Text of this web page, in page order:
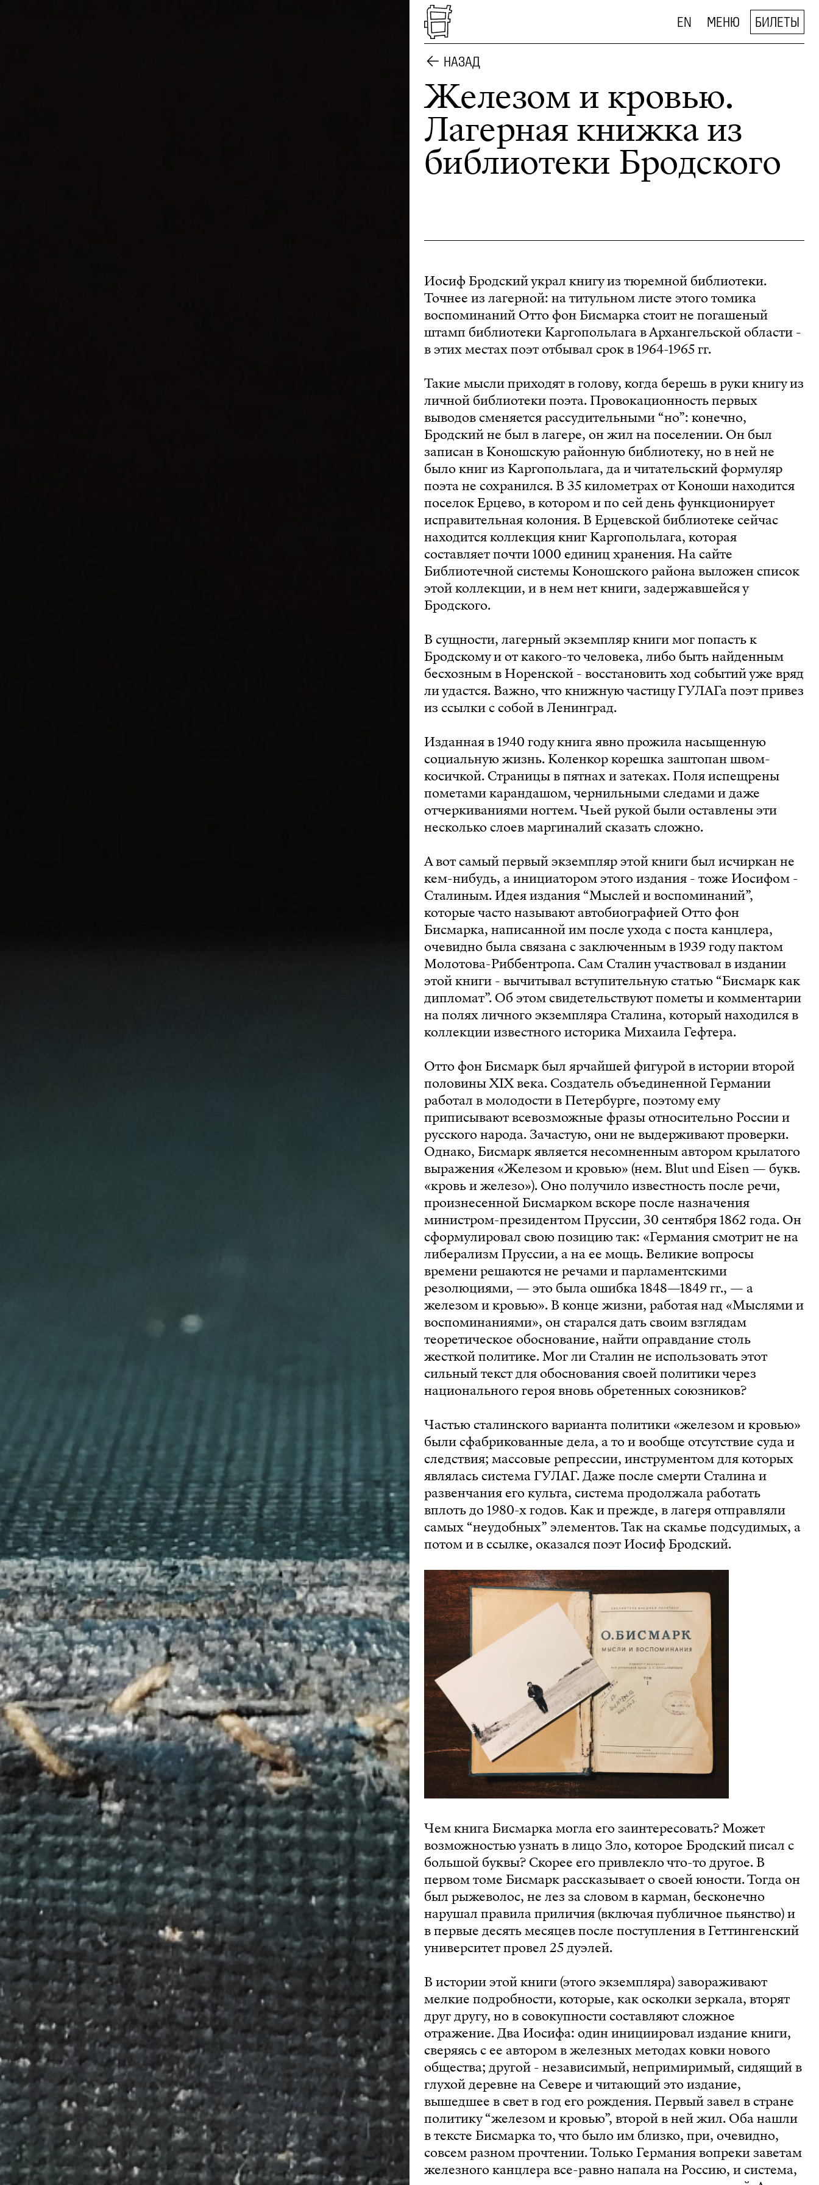
EN МЕНЮ БИЛЕТЫ
НАЗАД
Железом и кровью.
Лагерная книжка из
библиотеки Бродского
Иосиф Бродский украл книгу из тюремной библиотеки.
Точнее из лагерной: на титульном листе этого томика
воспоминаний Отто фон Бисмарка стоит не погашеный
штамп библиотеки Каргопольлага в Архангельской области -
в этих местах поэт отбывал срок в 1964-1965 гг.
Такие мысли приходят в голову, когда берешь в руки книгу из
личной библиотеки поэта. Провокационность первых
выводов сменяется рассудительными “но”: конечно,
Бродский не был в лагере, он жил на поселении. Он был
записан в Коношскую районную библиотеку, но в ней не
было книг из Каргопольлага, да и читательский формуляр
поэта не сохранился. В 35 километрах от Коноши находится
поселок Ерцево, в котором и по сей день функционирует
исправительная колония. В Ерцевской библиотеке сейчас
находится коллекция книг Каргопольлага, которая
составляет почти 1000 единиц хранения. На сайте
Библиотечной системы Коношского района выложен список
этой коллекции, и в нем нет книги, задержавшейся у
Бродского.
В сущности, лагерный экземпляр книги мог попасть к
Бродскому и от какого-то человека, либо быть найденным
бесхозным в Норенской - восстановить ход событий уже вряд
ли удастся. Важно, что книжную частицу ГУЛАГа поэт привез
из ссылки с собой в Ленинград.
Изданная в 1940 году книга явно прожила насыщенную
социальную жизнь. Коленкор корешка заштопан швом-
косичкой. Страницы в пятнах и затеках. Поля испещрены
пометами карандашом, чернильными следами и даже
отчеркиваниями ногтем. Чьей рукой были оставлены эти
несколько слоев маргиналий сказать сложно.
А вот самый первый экземпляр этой книги был исчиркан не
кем-нибудь, а инициатором этого издания - тоже Иосифом -
Сталиным. Идея издания “Мыслей и воспоминаний”,
которые часто называют автобиографией Отто фон
Бисмарка, написанной им после ухода с поста канцлера,
очевидно была связана с заключенным в 1939 году пактом
Молотова-Риббентропа. Сам Сталин участвовал в издании
этой книги - вычитывал вступительную статью “Бисмарк как
дипломат”. Об этом свидетельствуют пометы и комментарии
на полях личного экземпляра Сталина, который находился в
коллекции известного историка Михаила Гефтера.
Отто фон Бисмарк был ярчайшей фигурой в истории второй
половины XIX века. Создатель объединенной Германии
работал в молодости в Петербурге, поэтому ему
приписывают всевозможные фразы относительно России и
русского народа. Зачастую, они не выдерживают проверки.
Однако, Бисмарк является несомненным автором крылатого
выражения «Железом и кровью» (нем. Blut und Eisen — букв.
«кровь и железо»). Оно получило известность после речи,
произнесенной Бисмарком вскоре после назначения
министром-президентом Пруссии, 30 сентября 1862 года. Он
сформулировал свою позицию так: «Германия смот­рит не на
либерализм Пруссии, а на ее мощь. Великие вопросы
времени решаются не речами и парламентскими
резолюциями, — это была ошибка 1848—1849 гг., — а
железом и кровью». В конце жизни, работая над «Мыслями и
воспоминаниями», он старался дать своим взглядам
теоретическое обоснование, найти оправдание столь
жесткой политике. Мог ли Сталин не использовать этот
сильный текст для обоснования своей политики через
национального героя вновь обретенных союзников?
Частью сталинского варианта политики «железом и кровью»
были сфабрикованные дела, а то и вообще отсутствие суда и
следствия; массовые репрессии, инструментом для которых
являлась система ГУЛАГ. Даже после смерти Сталина и
развенчания его культа, система продолжала работать
вплоть до 1980-х годов. Как и прежде, в лагеря отправляли
самых “неудобных” элементов. Так на скамье подсудимых, а
потом и в ссылке, оказался поэт Иосиф Бродский.
Чем книга Бисмарка могла его заинтересовать? Может
возможностью узнать в лицо Зло, которое Бродский писал с
большой буквы? Скорее его привлекло что-то другое. В
первом томе Бисмарк рассказывает о своей юности. Тогда он
был рыжеволос, не лез за словом в карман, бесконечно
нарушал правила приличия (включая публичное пьянство) и
в первые десять месяцев после поступления в Геттингенский
университет провел 25 дуэлей.
В истории этой книги (этого экземпляра) завораживают
мелкие подробности, которые, как осколки зеркала, вторят
друг другу, но в совокупности составляют сложное
отражение. Два Иосифа: один инициировал издание книги,
сверяясь с ее автором в железных методах ковки нового
общества; другой - независимый, непримиримый, сидящий в
глухой деревне на Севере и читающий это издание,
вышедшее в свет в год его рождения. Первый завел в стране
политику “железом и кровью”, второй в ней жил. Оба нашли
в тексте Бисмарка то, что было им близко, при, очевидно,
совсем разном прочтении. Только Германия вопреки заветам
железного канцлера все-равно напала на Россию, и система,